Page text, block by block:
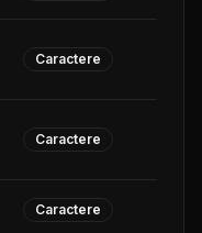
Caractere
Caractere
Caractere